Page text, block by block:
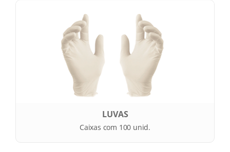
LUVAS
Caixas com 100 unid.